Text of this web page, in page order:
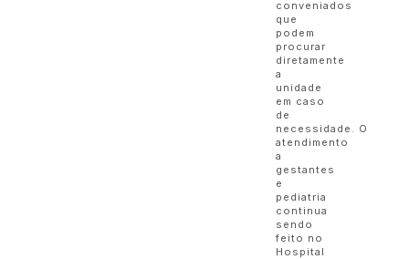
conveniados
que
podem
procurar
diretamente
a
unidade
em caso
de
necessidade. O
atendimento
a
gestantes
e
pediatria
continua
sendo
feito no
Hospital